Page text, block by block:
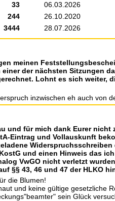
33 06.03.2026
244 26.10.2020
3444 28.07.2026
meinen
der nächsten Sitzungen
Lohnt es sich weiter,
inzwischen eh auch von
und für mich dank Eurer nicht
Eintrag und Vollauskunft
und einen Hinweis das
VwGO nicht verletzt
§§ 43, 46 und 47 der HLKO
die Blumen!
und keine gültige gesetzliche
sein Glück